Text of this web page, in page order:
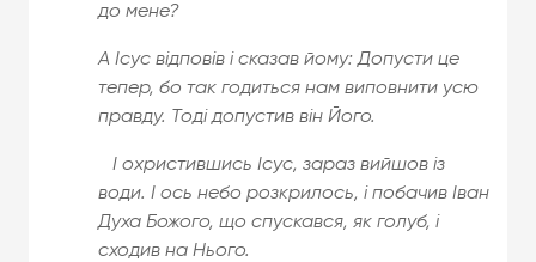
до мене?
А Ісус відповів і сказав йому: Допусти це
тепер, бо так годиться нам виповнити усю
правду. Тоді допустив він Його.
І охристившись Ісус, зараз вийшов із
води. І ось небо розкрилось, і побачив Іван
Духа Божого, що спускався, як голуб, і
сходив на Нього.